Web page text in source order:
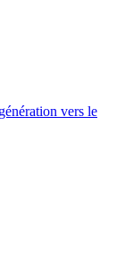
vers le